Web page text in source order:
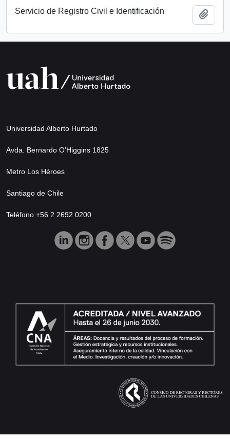
Servicio de Registro Civil e Identificación
Universidad Alberto Hurtado
Avda. Bernardo O’Higgins 1825
Metro Los Héroes
Santiago de Chile
Teléfono +56 2 2692 0200